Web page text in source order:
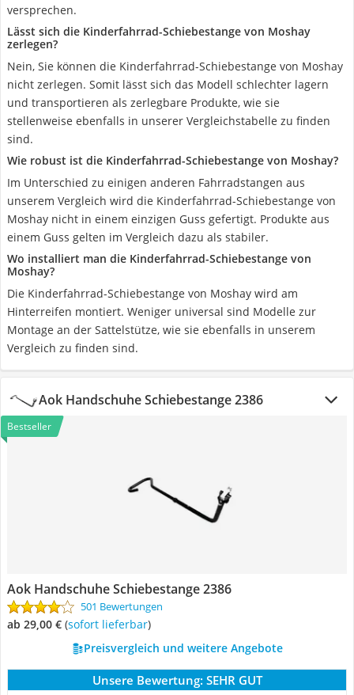
versprechen.
Lässt sich die Kinderfahrrad-Schiebestange von Moshay
zerlegen?
Nein, Sie können die Kinderfahrrad-Schiebestange von Moshay
nicht zerlegen. Somit lässt sich das Modell schlechter lagern
und transportieren als zerlegbare Produkte, wie sie
stellenweise ebenfalls in unserer Vergleichstabelle zu finden
sind.
Wie robust ist die Kinderfahrrad-Schiebestange von Moshay?
Im Unterschied zu einigen anderen Fahrradstangen aus
unserem Vergleich wird die Kinderfahrrad-Schiebestange von
Moshay nicht in einem einzigen Guss gefertigt. Produkte aus
einem Guss gelten im Vergleich dazu als stabiler.
Wo installiert man die Kinderfahrrad-Schiebestange von
Moshay?
Die Kinderfahrrad-Schiebestange von Moshay wird am
Hinterreifen montiert. Weniger universal sind Modelle zur
Montage an der Sattelstütze, wie sie ebenfalls in unserem
Vergleich zu finden sind.
Aok Handschuhe Schiebestange 2386
Bestseller
Aok Handschuhe Schiebestange 2386
501 Bewertungen
ab 29,00 € ( Sofort lieferbar)
Preisvergleich und weitere Angebote
Unsere Bewertung: SEHR GUT